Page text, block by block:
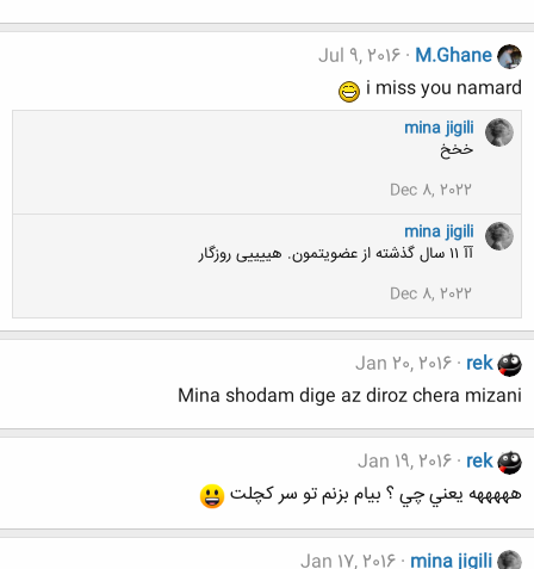
M.Ghane
Jul 9, 2016
i miss you namard
mina jigili
خخخ
Dec 8, 2022
mina jigili
آآ ۱۱ سال گذشته از عضویتمون. هییییی روزگار
Dec 8, 2022
rek
Jan 20, 2016
Mina shodam dige az diroz chera mizani
rek
Jan 19, 2016
هههههه يعني چي ؟ بيام بزنم تو سر كچلت
mina jigili
Jan 17, 2016